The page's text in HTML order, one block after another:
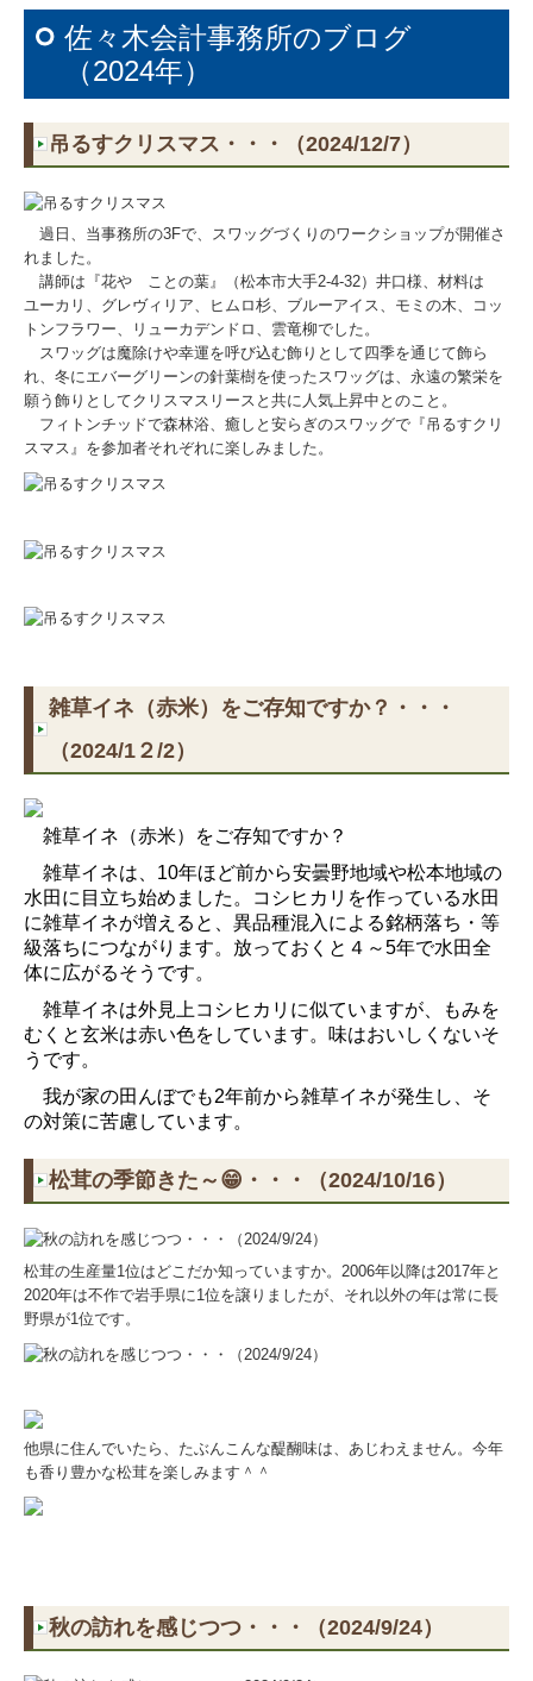
佐々木会計事務所のブログ
（2024年）
吊るすクリスマス・・・（2024/12/7）
過日、当事務所の3Fで、スワッグづくりのワークショップが開催さ
れました。
講師は『花や ことの葉』（松本市大手2-4-32）井口様、材料は
ユーカリ、グレヴィリア、ヒムロ杉、ブルーアイス、モミの木、コッ
トンフラワー、リューカデンドロ、雲竜柳でした。
スワッグは魔除けや幸運を呼び込む飾りとして四季を通じて飾ら
れ、冬にエバーグリーンの針葉樹を使ったスワッグは、永遠の繁栄を
願う飾りとしてクリスマスリースと共に人気上昇中とのこと。
フィトンチッドで森林浴、癒しと安らぎのスワッグで『吊るすクリ
スマス』を参加者それぞれに楽しみました。
雑草イネ（赤米）をご存知ですか？・・・
（2024/1２/2）
雑草イネ（赤米）をご存知ですか？
雑草イネは、10年ほど前から安曇野地域や松本地域の
水田に目立ち始めました。コシヒカリを作っている水田
に雑草イネが増えると、異品種混入による銘柄落ち・等
級落ちにつながります。放っておくと４～5年で水田全
体に広がるそうです。
雑草イネは外見上コシヒカリに似ていますが、もみを
むくと玄米は赤い色をしています。味はおいしくないそ
うです。
我が家の田んぼでも2年前から雑草イネが発生し、そ
の対策に苦慮しています。
松茸の季節きた～😁・・・（2024/10/16）
松茸の生産量1位はどこだか知っていますか。2006年以降は2017年と
2020年は不作で岩手県に1位を譲りましたが、それ以外の年は常に長
野県が1位です。
他県に住んでいたら、たぶんこんな醍醐味は、あじわえません。今年
も香り豊かな松茸を楽しみます＾＾
秋の訪れを感じつつ・・・（2024/9/24）